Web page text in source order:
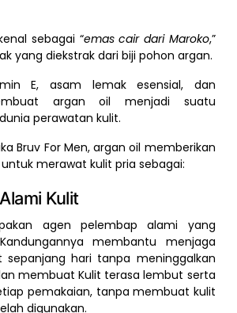
sebagai “emas cair dari Maroko,”
yang diekstrak dari biji pohon argan.
E, asam lemak esensial, dan
argan oil menjadi suatu
perawatan kulit.
Bruv For Men, argan oil memberikan
merawat kulit pria sebagai:
Kulit
agen pelembap alami yang
membantu menjaga
sepanjang hari tanpa meninggalkan
membuat Kulit terasa lembut serta
pemakaian, tanpa membuat kulit
digunakan.